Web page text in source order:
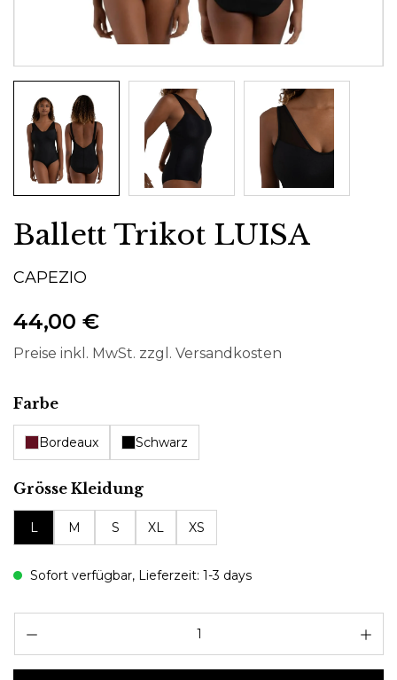
Ballett Trikot LUISA
CAPEZIO
44,00 €
Preise inkl. MwSt. zzgl. Versandkosten
Farbeauswählen
Bordeaux Schwarz
Grösse Kleidungauswählen
L M S XL XS
Sofort verfügbar, Lieferzeit: 1-3 days